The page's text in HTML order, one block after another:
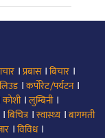
।प्रबास।बिचार ।
।कर्पोरेट/पर्यटन।
कोशी।लुम्बिनी।
।बिचित्र।स्वास्थ्य ।बागमती
।विविध।